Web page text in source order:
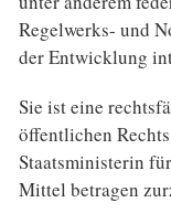
Regelwerks- und
der Entwicklung
Sie ist eine
öffentlichen
Staatsministerin
Mittel betragen